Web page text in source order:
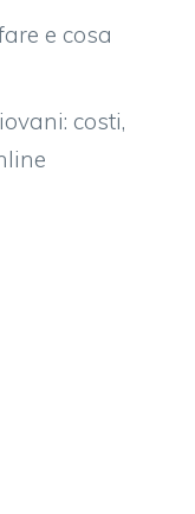
e cosa
costi,